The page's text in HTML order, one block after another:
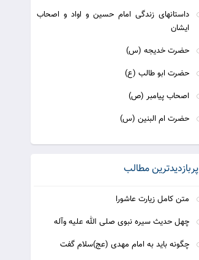
داستانهای زندگی امام حسین و اواد و اصحاب
ایشان
حضرت خدیجه (س)
حضرت ابو طالب (ع)
اصحاب پیامبر (ص)
حضرت ام البنین (س)
پربازدیدترین مطالب
متن کامل زیارت عاشورا
چهل حدیث سیره نبوی صلی الله علیه وآله
چگونه باید به امام مهدی (عج)سلام گفت